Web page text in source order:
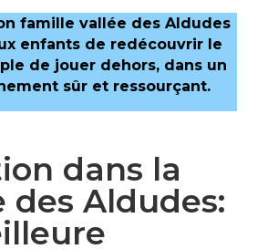
famille vallée des Aldudes
enfants de redécouvrir le
de jouer dehors, dans un
sûr et ressourçant.
dans la
des Aldudes: